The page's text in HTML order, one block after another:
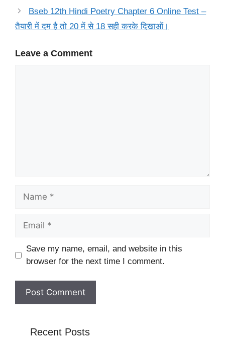
Bseb 12th Hindi Poetry Chapter 6 Online Test –
तैयारी में दम है तो 20 में से 18 सही करके दिखाओं।
Leave a Comment
Name
Email
Website
Save my name, email, and website in this
browser for the next time I comment.
Recent Posts